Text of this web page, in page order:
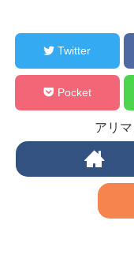
Twitter
Pocket
アリ